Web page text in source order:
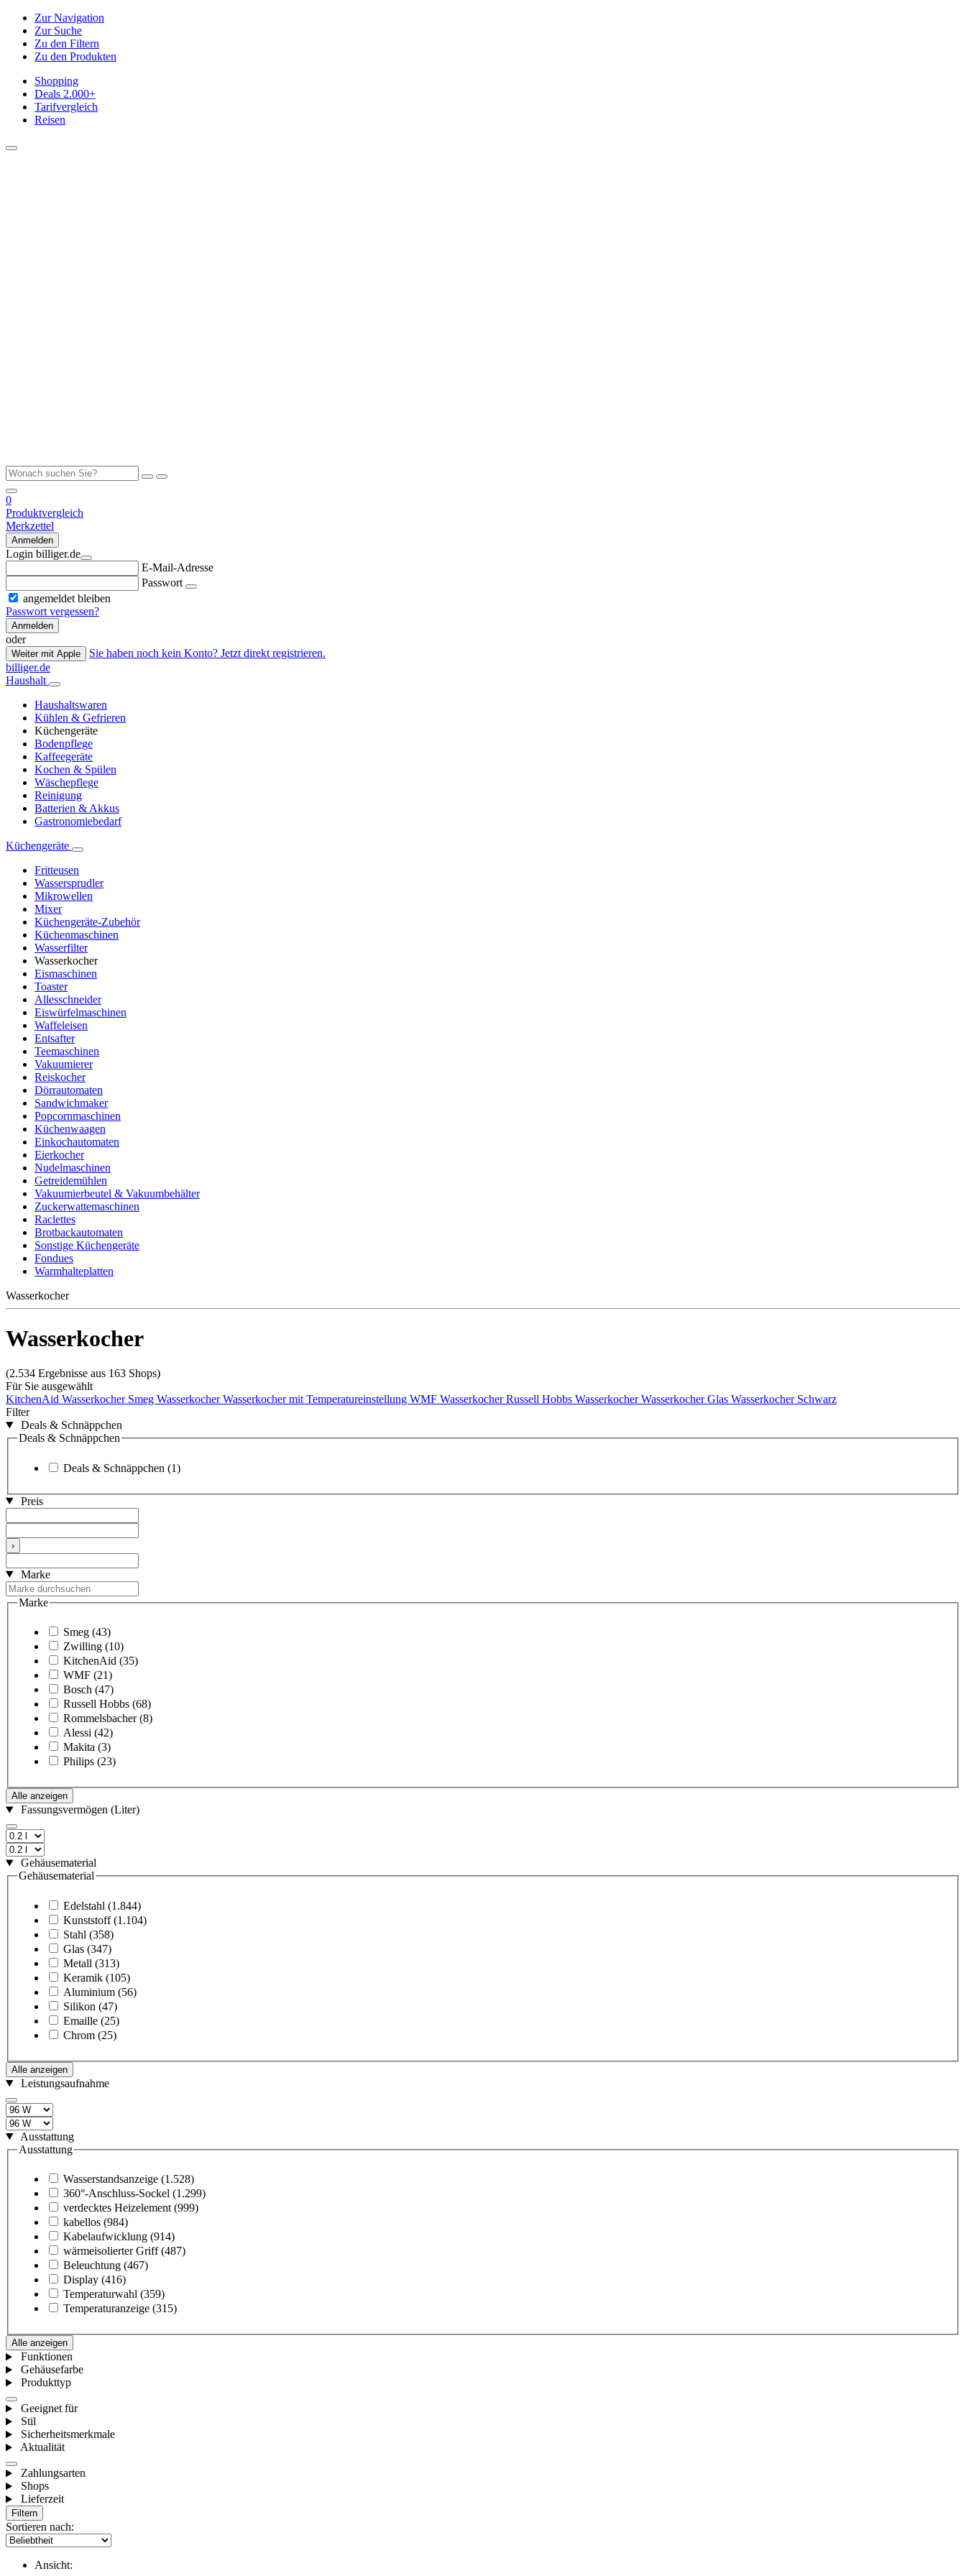
Zur Navigation
Zur Suche
Zu den Filtern
Zu den Produkten
Shopping
Deals 2.000+
Tarifvergleich
Reisen
0
Produktvergleich
Merkzettel
Anmelden
Login billiger.de
E-Mail-Adresse
Passwort
angemeldet bleiben
Passwort vergessen?
Anmelden
oder
Weiter mit Apple
Sie haben noch kein Konto? Jetzt direkt registrieren.
billiger.de
Haushalt
Haushaltswaren
Kühlen & Gefrieren
Küchengeräte
Bodenpflege
Kaffeegeräte
Kochen & Spülen
Wäschepflege
Reinigung
Batterien & Akkus
Gastronomiebedarf
Küchengeräte
Fritteusen
Wassersprudler
Mikrowellen
Mixer
Küchengeräte-Zubehör
Küchenmaschinen
Wasserfilter
Wasserkocher
Eismaschinen
Toaster
Allesschneider
Eiswürfelmaschinen
Waffeleisen
Entsafter
Teemaschinen
Vakuumierer
Reiskocher
Dörrautomaten
Sandwichmaker
Popcornmaschinen
Küchenwaagen
Einkochautomaten
Eierkocher
Nudelmaschinen
Getreidemühlen
Vakuumierbeutel & Vakuumbehälter
Zuckerwattemaschinen
Raclettes
Brotbackautomaten
Sonstige Küchengeräte
Fondues
Warmhalteplatten
Wasserkocher
Wasserkocher
(2.534 Ergebnisse aus 163 Shops)
Für Sie ausgewählt
KitchenAid Wasserkocher Smeg WasserkocherWasserkocher mit Temperatureinstellung WMF WasserkocherRussell Hobbs WasserkocherWasserkocher Glas Wasserkocher Schwarz
Filter
Deals & Schnäppchen
Deals & Schnäppchen
Deals & Schnäppchen (1)
Preis
›
Marke
Marke
Smeg (43)
Zwilling (10)
KitchenAid (35)
WMF (21)
Bosch (47)
Russell Hobbs (68)
Rommelsbacher (8)
Alessi (42)
Makita (3)
Philips (23)
Alle anzeigen
Fassungsvermögen (Liter)
Gehäusematerial
Gehäusematerial
Edelstahl (1.844)
Kunststoff (1.104)
Stahl (358)
Glas (347)
Metall (313)
Keramik (105)
Aluminium (56)
Silikon (47)
Emaille (25)
Chrom (25)
Alle anzeigen
Leistungsaufnahme
Ausstattung
Ausstattung
Wasserstandsanzeige (1.528)
360°-Anschluss-Sockel (1.299)
verdecktes Heizelement (999)
kabellos (984)
Kabelaufwicklung (914)
wärmeisolierter Griff (487)
Beleuchtung (467)
Display (416)
Temperaturwahl (359)
Temperaturanzeige (315)
Alle anzeigen
Funktionen
Gehäusefarbe
Produkttyp
Geeignet für
Stil
Sicherheitsmerkmale
Aktualität
Zahlungsarten
Shops
Lieferzeit
Filtern
Sortieren nach:
Ansicht: